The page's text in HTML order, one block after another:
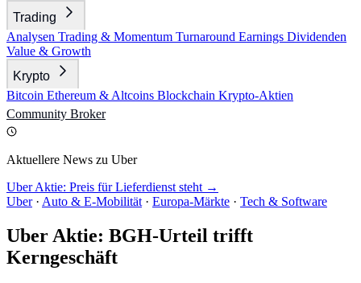
Trading
Analysen Trading & Momentum Turnaround Earnings Dividenden
Value & Growth
Krypto
Bitcoin Ethereum & Altcoins Blockchain Krypto-Aktien
Community Broker
Aktuellere News zu Uber
Uber Aktie: Preis für Lieferdienst steht →
Uber · Auto & E-Mobilität · Europa-Märkte · Tech & Software
Uber Aktie: BGH-Urteil trifft
Kerngeschäft